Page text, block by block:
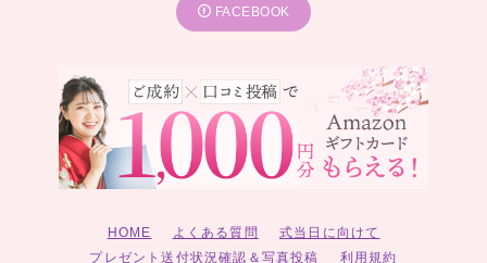
FACEBOOK
HOME よくある質問
式当日に向けて
プレゼント送付状況確認＆写真投稿
利用規約